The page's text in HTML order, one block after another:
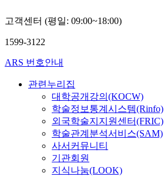
고객센터 (평일: 09:00~18:00)
1599-3122
ARS 번호안내
관련누리집
대학공개강의(KOCW)
학술정보통계시스템(Rinfo)
외국학술지지원센터(FRIC)
학술관계분석서비스(SAM)
사서커뮤니티
기관회원
지식나눔(LOOK)